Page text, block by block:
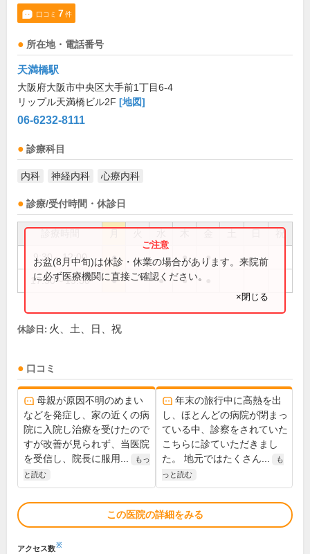
口コミ 7件
所在地・電話番号
天満橋駅
大阪府大阪市中央区大手前1丁目6-4
リップル天満橋ビル2F [地図]
06-6232-8111
診療科目
内科 神経内科 心療内科
診療/受付時間・休診日
祝
9:30～12:00 ● ● ●
17:30～19:30 ● ● ●
お盆(8月中旬)は休診・休業の場合があります。来院前
に必ず医療機関に直接ご確認ください。
×閉じる
休診日: 火、土、日、祝
口コミ
母親が原因不明のめまい
などを発症し、家の近くの病
院に入院し治療を受けたので
すが改善が見られず、当医院
を受信し、院長に服用...
もっ
と読む
年末の旅行中に高熱を出
し、ほとんどの病院が閉まっ
ている中、診察をされていた
こちらに診ていただきまし
た。 地元ではたくさん...
も
っと読む
この医院の詳細をみる
アクセス数※